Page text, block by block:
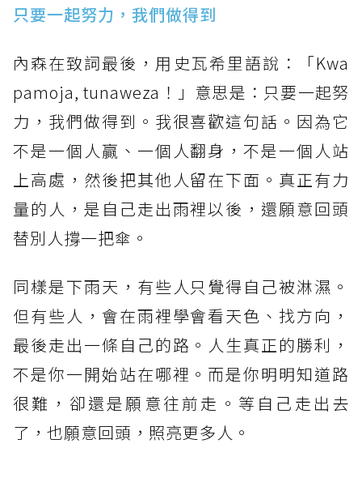
只要一起努力，我們做得到
內森在致詞最後，用史瓦希里語說：「Kwa
pamoja, tunaweza！」意思是：只要一起努
力，我們做得到。我很喜歡這句話。因為它
不是一個人贏、一個人翻身，不是一個人站
上高處，然後把其他人留在下面。真正有力
量的人，是自己走出雨裡以後，還願意回頭
替別人撐一把傘。
同樣是下雨天，有些人只覺得自己被淋濕。
但有些人，會在雨裡學會看天色、找方向，
最後走出一條自己的路。人生真正的勝利，
不是你一開始站在哪裡。而是你明明知道路
很難，卻還是願意往前走。等自己走出去
了，也願意回頭，照亮更多人。